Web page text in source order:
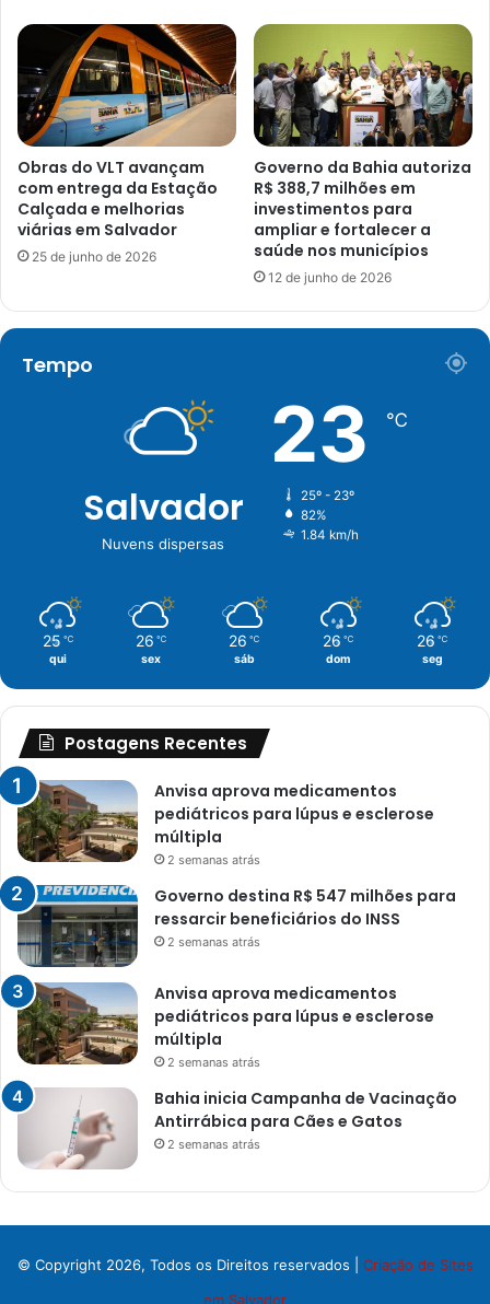
Obras do VLT avançam
com entrega da Estação
Calçada e melhorias
viárias em Salvador
25 de junho de 2026
Governo da Bahia autoriza
R$ 388,7 milhões em
investimentos para
ampliar e fortalecer a
saúde nos municípios
12 de junho de 2026
Tempo
Salvador
Nuvens dispersas
23 ℃
25º - 23º
82%
1.84 km/h
25 ℃
qui
26 ℃
sex
26 ℃
sáb
26 ℃
dom
26 ℃
seg
Postagens Recentes
Anvisa aprova medicamentos
pediátricos para lúpus e esclerose
múltipla
2 semanas atrás
Governo destina R$ 547 milhões para
ressarcir beneficiários do INSS
2 semanas atrás
Anvisa aprova medicamentos
pediátricos para lúpus e esclerose
múltipla
2 semanas atrás
Bahia inicia Campanha de Vacinação
Antirrábica para Cães e Gatos
2 semanas atrás
© Copyright 2026, Todos os Direitos reservados | Criação de Sites
em Salvador